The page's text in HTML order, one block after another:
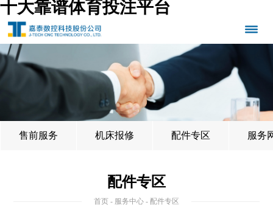
十大靠谱体育投注平台
售前服务 机床报修 配件专区 服务
配件专区
首页 - 服务中心 - 配件专区